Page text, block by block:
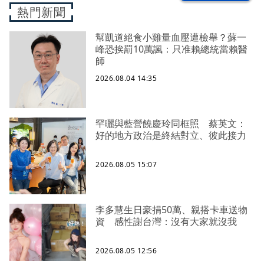
熱門新聞
幫凱道絕食小雞量血壓遭檢舉？蘇一
峰恐挨罰10萬諷：只准賴總統當賴醫
師
2026.08.04 14:35
罕曬與藍營饒慶玲同框照 蔡英文：
好的地方政治是終結對立、彼此接力
2026.08.05 15:07
李多慧生日豪捐50萬、親搭卡車送物
資 感性謝台灣：沒有大家就沒我
2026.08.05 12:56